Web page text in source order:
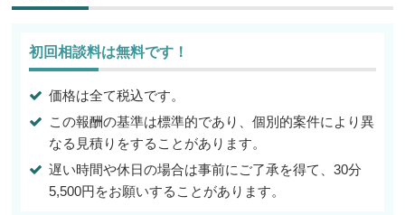
初回相談料は無料です！
価格は全て税込です。
この報酬の基準は標準的であり、個別的案件により異
なる見積りをすることがあります。
遅い時間や休日の場合は事前にご了承を得て、30分
5,500円をお願いすることがあります。